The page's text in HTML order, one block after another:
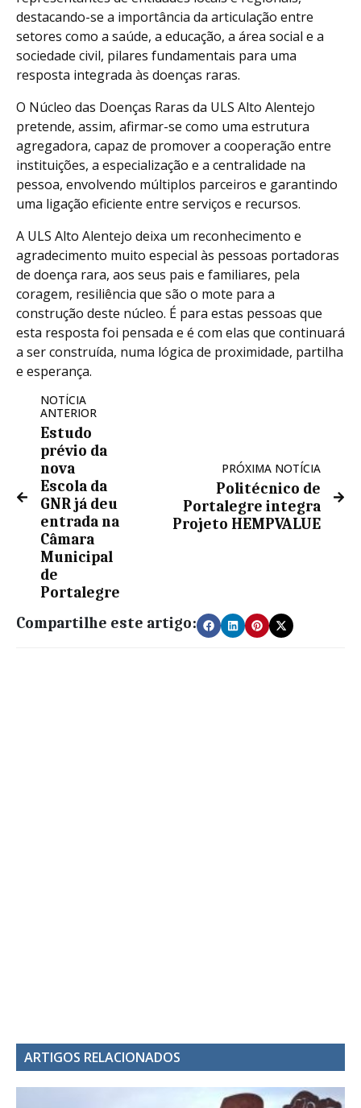
destacando-se a importância da articulação entre
setores como a saúde, a educação, a área social e a
sociedade civil, pilares fundamentais para uma
resposta integrada às doenças raras.
O Núcleo das Doenças Raras da ULS Alto Alentejo
pretende, assim, afirmar-se como uma estrutura
agregadora, capaz de promover a cooperação entre
instituições, a especialização e a centralidade na
pessoa, envolvendo múltiplos parceiros e garantindo
uma ligação eficiente entre serviços e recursos.
A ULS Alto Alentejo deixa um reconhecimento e
agradecimento muito especial às pessoas portadoras
de doença rara, aos seus pais e familiares, pela
coragem, resiliência que são o mote para a
construção deste núcleo. É para estas pessoas que
esta resposta foi pensada e é com elas que continuará
a ser construída, numa lógica de proximidade, partilha
e esperança.
NOTÍCIA
ANTERIOR
Estudo
prévio da
nova
Escola da
GNR já deu
entrada na
Câmara
Municipal
de
Portalegre
PRÓXIMA NOTÍCIA
Politécnico de
Portalegre integra
Projeto HEMPVALUE
Compartilhe este artigo:
ARTIGOS RELACIONADOS